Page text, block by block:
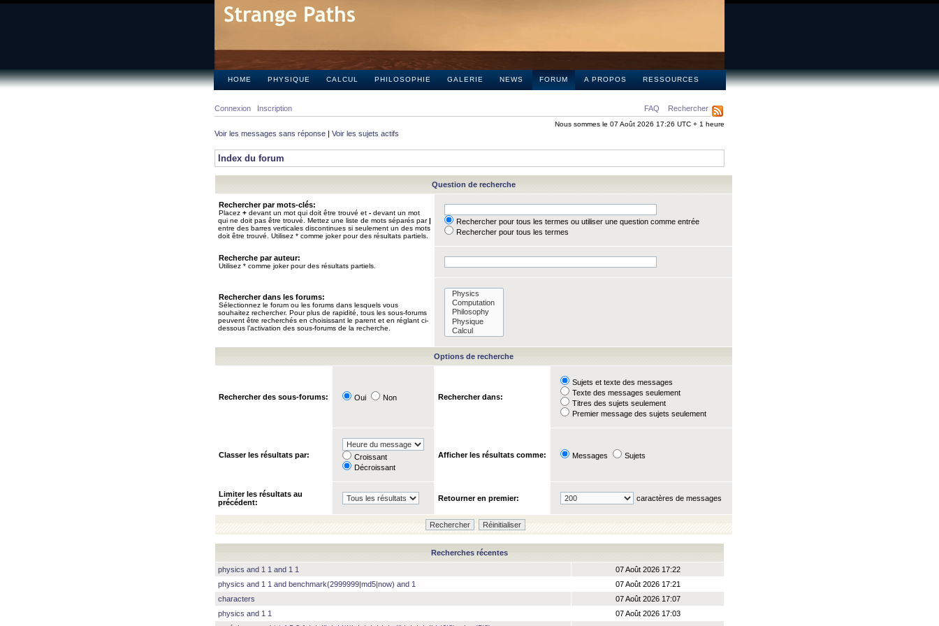
HOME PHYSIQUE CALCUL PHILOSOPHIE GALERIE NEWS FORUM A PROPOS RESSOURCES
FAQ Rechercher
Connexion Inscription
Nous sommes le 07 Août 2026 17:26 UTC + 1 heure
Voir les messages sans réponse | Voir les sujets actifs
Index du forum
Question de recherche
Rechercher par mots-clés:
Placez + devant un mot qui doit être trouvé et - devant un mot
qui ne doit pas être trouvé. Mettez une liste de mots séparés par|
entre des barres verticales discontinues si seulement un des mots
doit être trouvé. Utilisez * comme joker pour des résultats partiels.
Rechercher pour tous les termes ou utiliser une question comme entrée
Rechercher pour tous les termes
Recherche par auteur:
Utilisez * comme joker pour des résultats partiels.
Rechercher dans les forums:
Sélectionnez le forum ou les forums dans lesquels vous
souhaitez rechercher. Pour plus de rapidité, tous les sous-forums
peuvent être recherchés en choisissant le parent et en réglant ci-
dessous l’activation des sous-forums de la recherche.
Options de recherche
Rechercher des sous-forums: Oui Non Rechercher dans:
Sujets et texte des messages
Texte des messages seulement
Titres des sujets seulement
Premier message des sujets seulement
Classer les résultats par:
Croissant
Décroissant
Afficher les résultats comme: Messages Sujets
Limiter les résultats au
précédent:
Retourner en premier: caractères de messages
Recherches récentes
physics and 1 1 and 1 1
07 Août 2026 17:22
physics and 1 1 and benchmark(2999999|md5|now) and 1
07 Août 2026 17:21
characters
07 Août 2026 17:07
physics and 1 1
07 Août 2026 17:03